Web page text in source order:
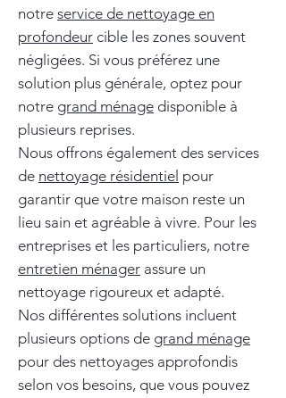
notre service de nettoyage en
profondeur cible les zones souvent
négligées. Si vous préférez une
solution plus générale, optez pour
notre grand ménage disponible à
plusieurs reprises.
Nous offrons également des services
de nettoyage résidentiel pour
garantir que votre maison reste un
lieu sain et agréable à vivre. Pour les
entreprises et les particuliers, notre
entretien ménager assure un
nettoyage rigoureux et adapté.
Nos différentes solutions incluent
plusieurs options de grand ménage
pour des nettoyages approfondis
selon vos besoins, que vous pouvez